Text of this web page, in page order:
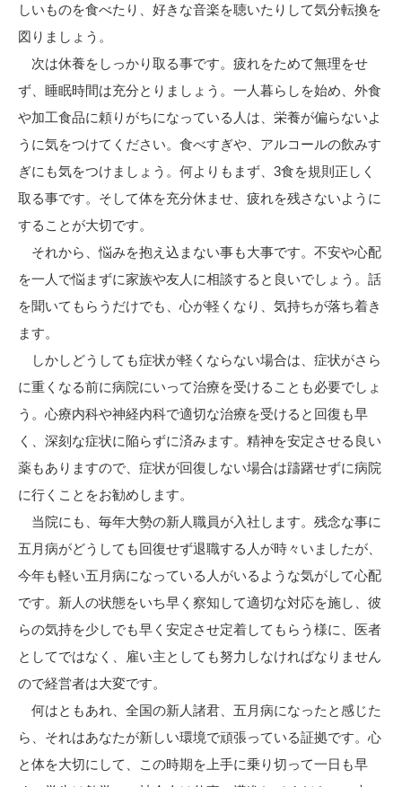
しいものを食べたり、好きな音楽を聴いたりして気分転換を
図りましょう。
次は休養をしっかり取る事です。疲れをためて無理をせ
ず、睡眠時間は充分とりましょう。一人暮らしを始め、外食
や加工食品に頼りがちになっている人は、栄養が偏らないよ
うに気をつけてください。食べすぎや、アルコールの飲みす
ぎにも気をつけましょう。何よりもまず、3食を規則正しく
取る事です。そして体を充分休ませ、疲れを残さないように
することが大切です。
それから、悩みを抱え込まない事も大事です。不安や心配
を一人で悩まずに家族や友人に相談すると良いでしょう。話
を聞いてもらうだけでも、心が軽くなり、気持ちが落ち着き
ます。
しかしどうしても症状が軽くならない場合は、症状がさら
に重くなる前に病院にいって治療を受けることも必要でしょ
う。心療内科や神経内科で適切な治療を受けると回復も早
く、深刻な症状に陥らずに済みます。精神を安定させる良い
薬もありますので、症状が回復しない場合は躊躇せずに病院
に行くことをお勧めします。
当院にも、毎年大勢の新人職員が入社します。残念な事に
五月病がどうしても回復せず退職する人が時々いましたが、
今年も軽い五月病になっている人がいるような気がして心配
です。新人の状態をいち早く察知して適切な対応を施し、彼
らの気持を少しでも早く安定させ定着してもらう様に、医者
としてではなく、雇い主としても努力しなければなりません
ので経営者は大変です。
何はともあれ、全国の新人諸君、五月病になったと感じた
ら、それはあなたが新しい環境で頑張っている証拠です。心
と体を大切にして、この時期を上手に乗り切って一日も早